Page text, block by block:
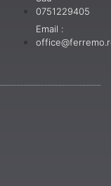
0751229405
Email :